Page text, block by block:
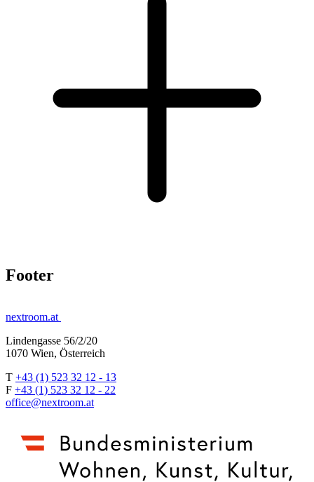
Footer
nextroom.at
Lindengasse 56/2/20
1070 Wien, Österreich
T +43 (1) 523 32 12 - 13
F +43 (1) 523 32 12 - 22
office@nextroom.at